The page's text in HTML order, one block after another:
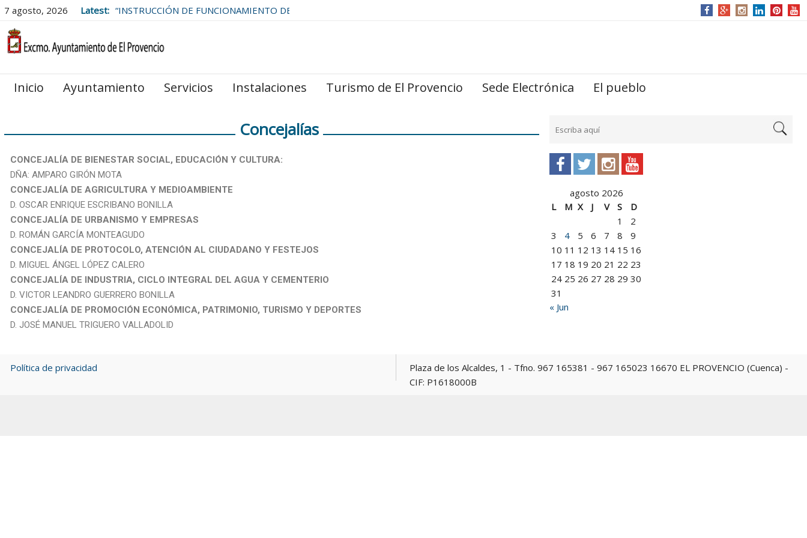
7 agosto, 2026 Latest: “INSTRUCCIÓN DE FUNCIONAMIENTO DE
Inicio Ayuntamiento Servicios Instalaciones Turismo de El Provencio Sede Electrónica El pueblo
agosto 2026
L
M X J V S
D
1
2
3
4 5 6 7 8
9
10 11 12 13 14 15 16
17 18 19 20 21 22 23
24 25 26 27 28 29 30
31
« Jun
Concejalías
CONCEJALÍA DE BIENESTAR SOCIAL, EDUCACIÓN Y CULTURA:
DÑA: AMPARO GIRÓN MOTA
CONCEJALÍA DE AGRICULTURA Y MEDIOAMBIENTE
D. OSCAR ENRIQUE ESCRIBANO BONILLA
CONCEJALÍA DE URBANISMO Y EMPRESAS
D. ROMÁN GARCÍA MONTEAGUDO
CONCEJALÍA DE PROTOCOLO, ATENCIÓN AL CIUDADANO Y FESTEJOS
D. MIGUEL ÁNGEL LÓPEZ CALERO
CONCEJALÍA DE INDUSTRIA, CICLO INTEGRAL DEL AGUA Y CEMENTERIO
D. VICTOR LEANDRO GUERRERO BONILLA
CONCEJALÍA DE PROMOCIÓN ECONÓMICA, PATRIMONIO, TURISMO Y DEPORTES
D. JOSÉ MANUEL TRIGUERO VALLADOLID
Política de privacidad
Plaza de los Alcaldes, 1 - Tfno. 967 165381 - 967 165023 16670 EL PROVENCIO (Cuenca) -
CIF: P1618000B